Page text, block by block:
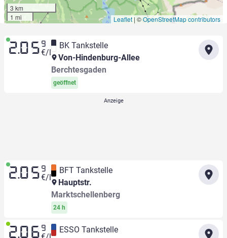
3 km
1 mi
Leaflet | ©OpenStreetMap contributors
2.05 9
€/l
BK Tankstelle
Von-Hindenburg-Allee
Berchtesgaden
geöffnet
2.05 9
€/l
BFT Tankstelle
Hauptstr.
Marktschellenberg
24 h
2.06 9
ESSO Tankstelle